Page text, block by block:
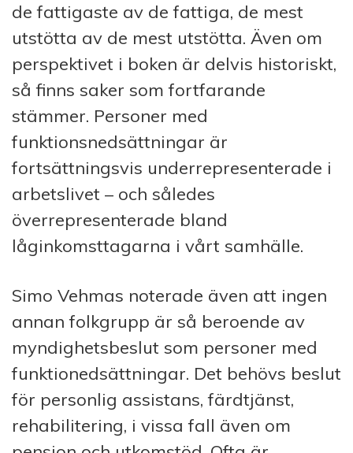
de fattigaste av de fattiga, de mest
utstötta av de mest utstötta. Även om
perspektivet i boken är delvis historiskt,
så finns saker som fortfarande
stämmer. Personer med
funktionsnedsättningar är
fortsättningsvis underrepresenterade i
arbetslivet – och således
överrepresenterade bland
låginkomsttagarna i vårt samhälle.
Simo Vehmas noterade även att ingen
annan folkgrupp är så beroende av
myndighetsbeslut som personer med
funktionedsättningar. Det behövs beslut
för personlig assistans, färdtjänst,
rehabilitering, i vissa fall även om